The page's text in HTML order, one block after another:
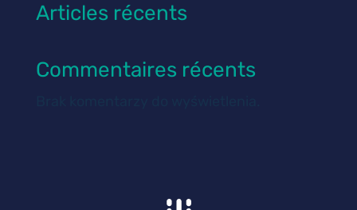
Articles récents
Commentaires récents